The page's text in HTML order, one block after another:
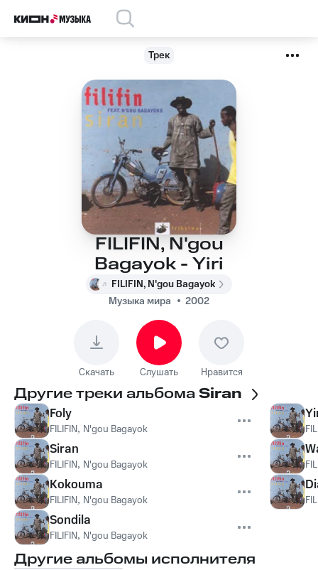
Трек
FILIFIN, N'gou
Bagayok - Yiri
FILIFIN, N'gou Bagayok
Музыка мира
2002
Скачать Слушать Нравится
Другие треки альбомаSiran
Foly
FILIFIN, N'gou Bagayok
Siran
FILIFIN, N'gou Bagayok
Kokouma
FILIFIN, N'gou Bagayok
Sondila
FILIFIN, N'gou Bagayok
Другие альбомы исполнителя